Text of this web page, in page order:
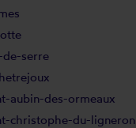
de-serre
aubin-des-ormeaux
christophe-du-ligneron